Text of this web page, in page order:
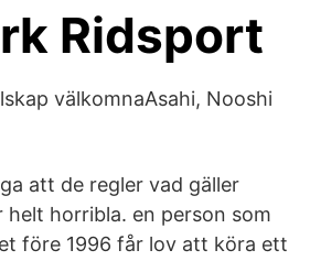
Ridsport
välkomnaAsahi, Nooshi
att de regler vad gäller
helt horribla. en person som
före 1996 får lov att köra ett